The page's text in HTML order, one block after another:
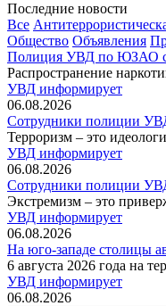
Последние новости
Все
Общество Объявления
Полиция УВД по ЮЗАО
Распространение
УВД информирует
06.08.2026
Сотрудники полиции
Терроризм – это
УВД информирует
06.08.2026
Сотрудники полиции
Экстремизм – это
УВД информирует
06.08.2026
На юго-западе столицы
6 августа 2026 года на
УВД информирует
06.08.2026